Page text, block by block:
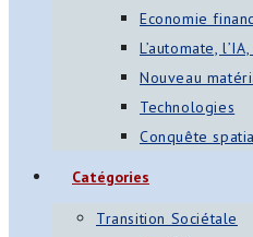
Economie
L’automate,
Nouveau
Technologies
Conquête
Catégories
Transition Sociétale